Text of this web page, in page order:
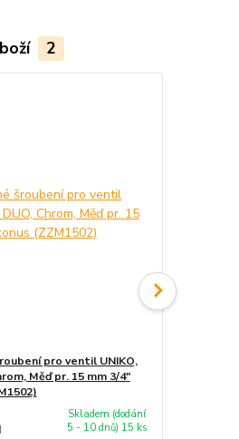
2
pro ventil UNIKO,
Měď pr. 15 mm 3/4"
Skladem (dodání
5 - 10 dnů) 15 ks